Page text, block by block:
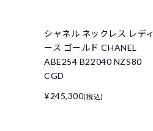
シャネル ネックレス レディ
ース ゴールド CHANEL
ABE254 B22040 NZS80
CGD
¥245,300(税込)